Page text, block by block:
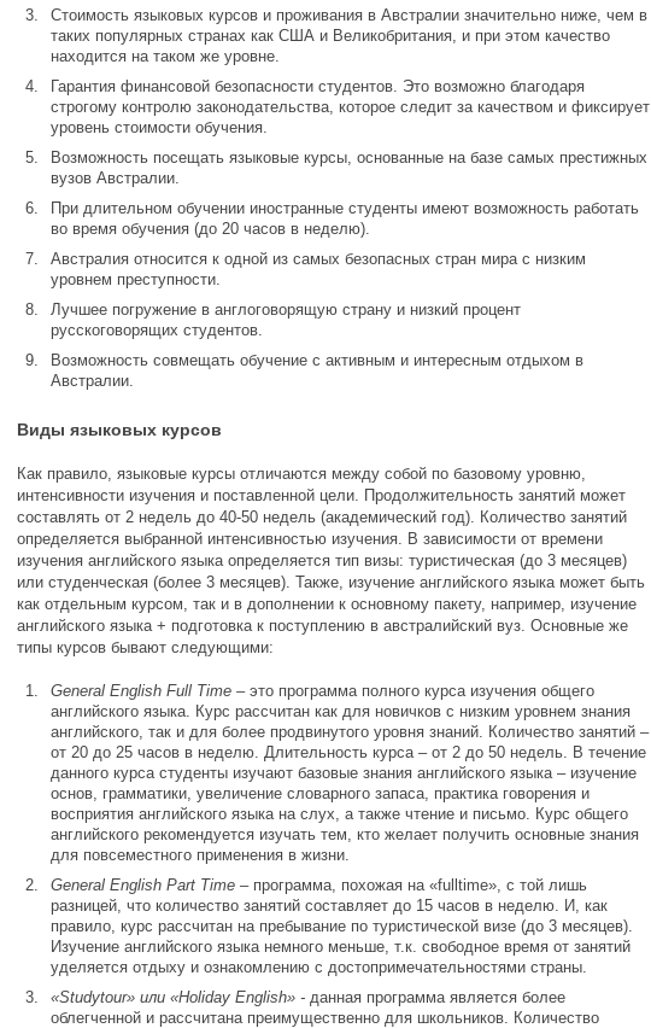
Стоимость языковых курсов и проживания в Австралии значительно ниже, чем в
таких популярных странах как США и Великобритания, и при этом качество
находится на таком же уровне.
Гарантия финансовой безопасности студентов. Это возможно благодаря
строгому контролю законодательства, которое следит за качеством и фиксирует
уровень стоимости обучения.
Возможность посещать языковые курсы, основанные на базе самых престижных
вузов Австралии.
При длительном обучении иностранные студенты имеют возможность работать
во время обучения (до 20 часов в неделю).
Австралия относится к одной из самых безопасных стран мира с низким
уровнем преступности.
Лучшее погружение в англоговорящую страну и низкий процент
русскоговорящих студентов.
Возможность совмещать обучение с активным и интересным отдыхом в
Австралии.
Виды языковых курсов
Как правило, языковые курсы отличаются между собой по базовому уровню,
интенсивности изучения и поставленной цели. Продолжительность занятий может
составлять от 2 недель до 40-50 недель (академический год). Количество занятий
определяется выбранной интенсивностью изучения. В зависимости от времени
изучения английского языка определяется тип визы: туристическая (до 3 месяцев)
или студенческая (более 3 месяцев). Также, изучение английского языка может быть
как отдельным курсом, так и в дополнении к основному пакету, например, изучение
английского языка + подготовка к поступлению в австралийский вуз. Основные же
типы курсов бывают следующими:
General English Full Time – это программа полного курса изучения общего
английского языка. Курс рассчитан как для новичков с низким уровнем знания
английского, так и для более продвинутого уровня знаний. Количество занятий –
от 20 до 25 часов в неделю. Длительность курса – от 2 до 50 недель. В течение
данного курса студенты изучают базовые знания английского языка – изучение
основ, грамматики, увеличение словарного запаса, практика говорения и
восприятия английского языка на слух, а также чтение и письмо. Курс общего
английского рекомендуется изучать тем, кто желает получить основные знания
для повсеместного применения в жизни.
General English Part Time – программа, похожая на «fulltime», с той лишь
разницей, что количество занятий составляет до 15 часов в неделю. И, как
правило, курс рассчитан на пребывание по туристической визе (до 3 месяцев).
Изучение английского языка немного меньше, т.к. свободное время от занятий
уделяется отдыху и ознакомлению с достопримечательностями страны.
«Studytour» или «Holiday English» - ­данная программа является более
облегченной и рассчитана преимущественно для школьников. Количество